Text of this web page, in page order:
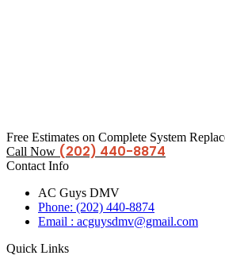
Free Estimates on Complete System
Call Now (202) 440-8874
Contact Info
AC Guys DMV
Phone: (202) 440-8874
Email : acguysdmv@gmail.com
Quick Links